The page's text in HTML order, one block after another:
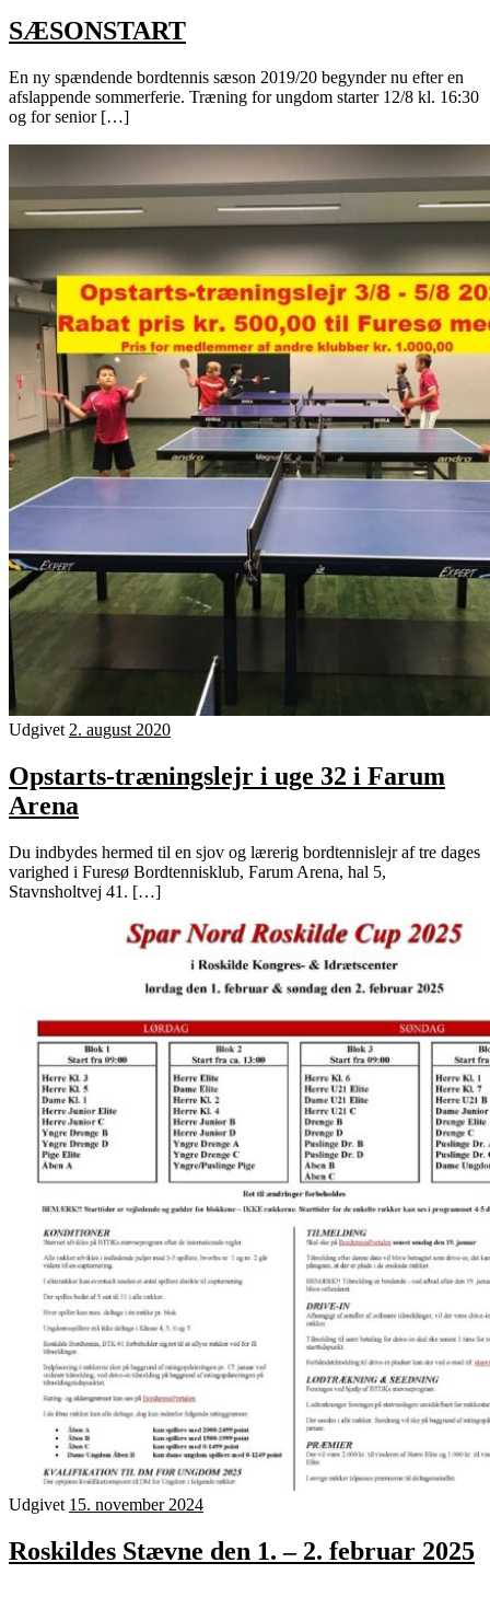
SÆSONSTART
En ny spændende bordtennis sæson 2019/20 begynder nu efter en
afslappende sommerferie. Træning for ungdom starter 12/8 kl. 16:30
og for senior […]
Udgivet 2. august 2020
Opstarts-træningslejr i uge 32 i Farum
Arena
Du indbydes hermed til en sjov og lærerig bordtennislejr af tre dages
varighed i Furesø Bordtennisklub, Farum Arena, hal 5,
Stavnsholtvej 41. […]
Udgivet 15. november 2024
Roskildes Stævne den 1. – 2. februar 2025